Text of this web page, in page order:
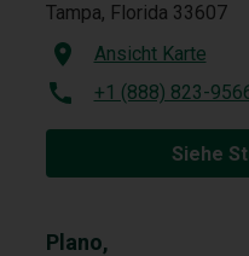
Tampa, Florida 33607
Ansicht Karte
+1 (888) 823-
Siehe
Plano,